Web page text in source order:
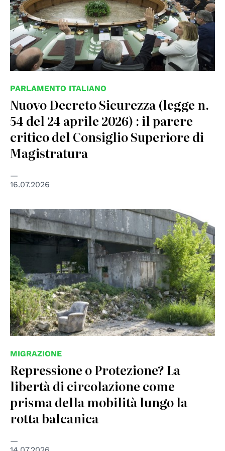
PARLAMENTO ITALIANO
Nuovo Decreto Sicurezza (legge n.
54 del 24 aprile 2026) : il parere
critico del Consiglio Superiore di
Magistratura
16.07.2026
MIGRAZIONE
Repressione o Protezione? La
libertà di circolazione come
prisma della mobilità lungo la
rotta balcanica